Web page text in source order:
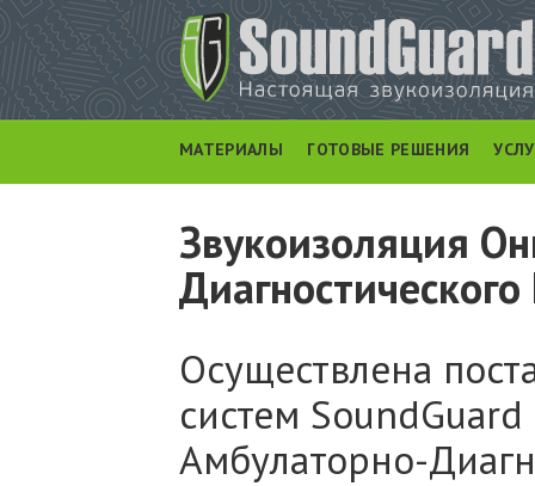
МАТЕРИАЛЫ ГОТОВЫЕ РЕШЕНИЯ
Звукоизоляция
Осуществлена
систем
Амбулаторно-